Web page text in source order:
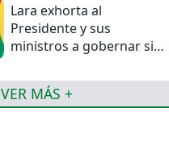
Lara exhorta al
Presidente y sus
ministros a gobernar sin
VER MÁS +